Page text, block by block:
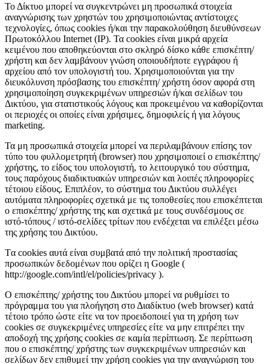
Το Δίκτυο μπορεί να συγκεντρώνει μη προσωπικά στοιχεία
αναγνώρισης των χρηστών του χρησιμοποιώντας αντίστοιχες
τεχνολογίες, όπως cookies ή/και την παρακολούθηση διευθύνσεων
Πρωτοκόλλου Internet (IP). Τα cookies είναι μικρά αρχεία
κειμένου που αποθηκεύονται στο σκληρό δίσκο κάθε επισκέπτη/
χρήστη και δεν λαμβάνουν γνώση οποιουδήποτε εγγράφου ή
αρχείου από τον υπολογιστή του. Χρησιμοποιούνται για την
διευκόλυνση πρόσβασης του επισκέπτη/ χρήστη όσον αφορά στη
χρησιμοποίηση συγκεκριμένων υπηρεσιών ή/και σελίδων του
Δικτύου, για στατιστικούς λόγους και προκειμένου να καθορίζονται
οι περιοχές οι οποίες είναι χρήσιμες, δημοφιλείς ή για λόγους
marketing.
Τα μη προσωπικά στοιχεία μπορεί να περιλαμβάνουν επίσης τον
τύπο του φυλλομετρητή (browser) που χρησιμοποιεί ο επισκέπτης/
χρήστης, το είδος του υπολογιστή, το λειτουργικό του σύστημα,
τους παρόχους διαδικτυακών υπηρεσιών και λοιπές πληροφορίες
τέτοιου είδους. Επιπλέον, το σύστημα του Δικτύου συλλέγει
αυτόματα πληροφορίες σχετικά με τις τοποθεσίες που επισκέπτεται
ο επισκέπτης/ χρήστης της και σχετικά με τους συνδέσμους σε
ιστό-τόπους / ιστό-σελίδες τρίτων που ενδέχεται να επιλέξει μέσω
της χρήσης του Δικτύου.
Tα cookies αυτά είναι συμβατά από την πολιτική προστασίας
προσωπικών δεδομένων που ορίζει η Google (
http://google.com/intl/el/policies/privacy ).
Ο επισκέπτης/ χρήστης του Δικτύου μπορεί να ρυθμίσει το
πρόγραμμα του για πλοήγηση στο Διαδίκτυο (web browser) κατά
τέτοιο τρόπο ώστε είτε να τον προειδοποιεί για τη χρήση των
cookies σε συγκεκριμένες υπηρεσίες είτε να μην επιτρέπει την
αποδοχή της χρήσης cookies σε καμία περίπτωση. Σε περίπτωση
που ο επισκέπτης/ χρήστης των συγκεκριμένων υπηρεσιών και
σελίδων δεν επιθυμεί την χρήση cookies για την αναγνώριση του